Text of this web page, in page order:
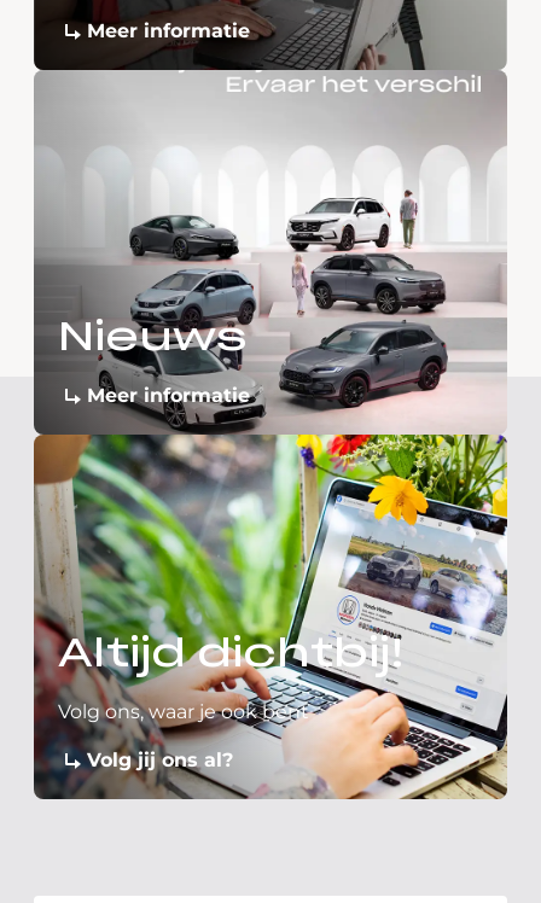
Meer informatie
Nieuws
Meer informatie
Altijd dichtbij!
Volg ons, waar je ook bent
Volg jij ons al?